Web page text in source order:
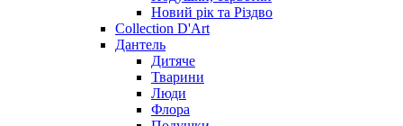
Новий рік та Різдво
Collection D'Art
Дантель
Дитяче
Тварини
Люди
Флора